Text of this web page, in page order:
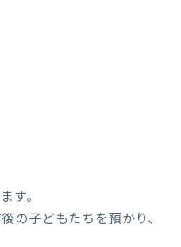
す。
の子どもたちを預かり、